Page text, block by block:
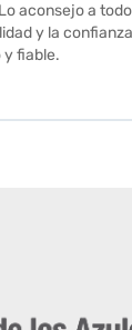
aconsejo a
y la
y fiable.